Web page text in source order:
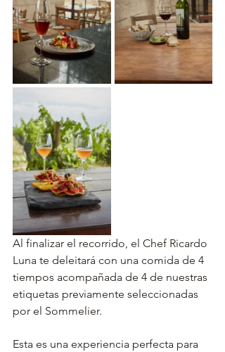
Al finalizar el recorrido, el Chef Ricardo
Luna te deleitará con una comida de 4
tiempos acompañada de 4 de nuestras
etiquetas previamente seleccionadas
por el Sommelier.
Esta es una experiencia perfecta para